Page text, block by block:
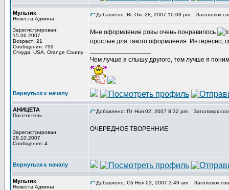
Мультик
Невеста Админа
Зарегистрирован:
15.06.2007
Возраст: 21
Сообщения: 799
Откуда: USA, Orange County
Добавлено: Вс Окт 28, 2007 10:03 pm Заголовок
Мне оформление розы очень понравилось
простые для такого оформления. Интересно,
Чем лучше я слышу другого, тем лучше я
Вернуться к началу
АНИЦЕТА
Посетитель
Зарегистрирован:
28.10.2007
Сообщения: 4
Добавлено: Пт Ноя 02, 2007 8:32 pm Заголовок
ОЧЕРЕДНОЕ ТВОРЕННИЕ
Вернуться к началу
Мультик
Невеста Админа
Добавлено: Сб Ноя 03, 2007 3:49 am Заголовок